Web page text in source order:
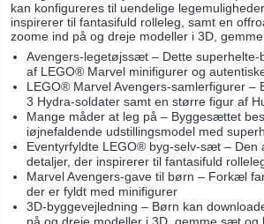
kan konfigureres til uendelige
inspirerer til fantasifuld rolleleg, samt en
zoome ind på og dreje modeller i 3D,
Avengers-legetøjssæt – Dette
af LEGO® Marvel minifigurer og
LEGO® Marvel Avengers-samlerfigurer –
3 Hydra-soldater samt en større figur af
Mange måder at leg på – Byggesættet
iøjnefaldende udstillingsmodel med
Eventyrfyldte LEGO® byg-selv-sæt –
detaljer, der inspirerer til fantasifuld
Marvel Avengers-gave til børn – Forkæl
der er fyldt med minifigurer
3D-byggevejledning – Børn kan
på og dreje modeller i 3D, gemme sæt